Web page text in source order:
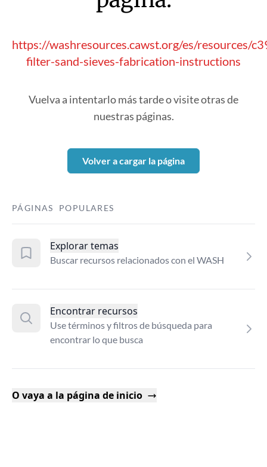
https://washresources.cawst.org/es/resources/
filter-sand-sieves-fabrication-instructions
Vuelva a intentarlo más tarde o visite otras de
nuestras páginas.
Volver a cargar la página
PÁGINAS POPULARES
Explorar temas
Buscar recursos relacionados con el WASH
Encontrar recursos
Use términos y filtros de búsqueda para
encontrar lo que busca
O vaya a la página de inicio